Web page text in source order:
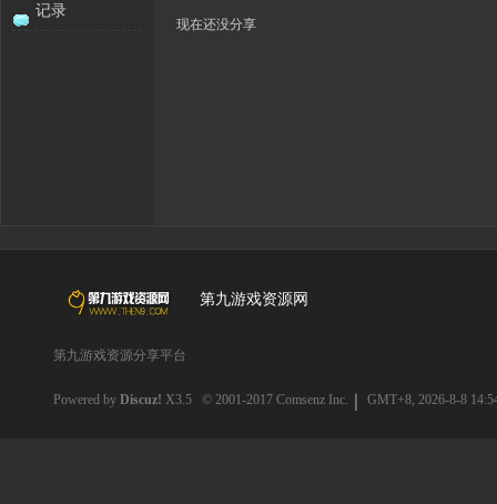
记录
现在还没分享
第九游戏资源网
第九游戏资源分享平台
Powered by Discuz! X3.5 © 2001-2017 Comsenz Inc. GMT+8, 2026-8-8